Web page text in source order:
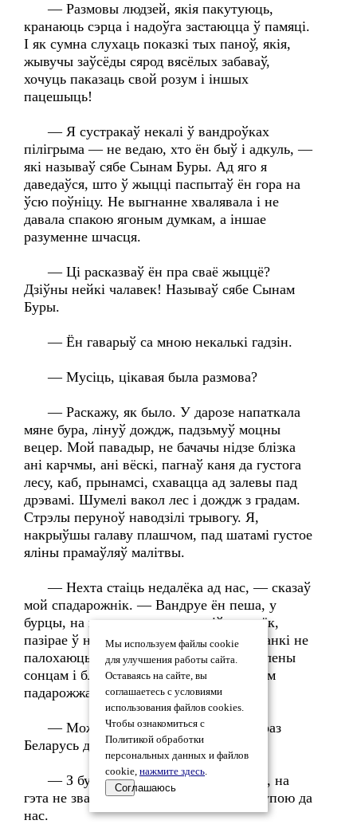
— Размовы людзей, якія пакутуюць,
кранаюць сэрца і надоўга застаюцца ў памяці.
І як сумна слухаць показкі тых паноў, якія,
жывучы заўсёды сярод вясёлых забаваў,
хочуць паказаць свой розум і іншых
пацешыць!
— Я сустракаў некалі ў вандроўках
пілігрыма — не ведаю, хто ён быў і адкуль, —
які называў сябе Сынам Буры. Ад яго я
даведаўся, што ў жыцці паспытаў ён гора на
ўсю поўніцу. Не выгнанне хвалявала і не
давала спакою ягоным думкам, а іншае
разуменне шчасця.
— Ці расказваў ён пра сваё жыццё?
Дзіўны нейкі чалавек! Называў сябе Сынам
Буры.
— Ён гаварыў са мною некалькі гадзін.
— Мусіць, цікавая была размова?
— Раскажу, як было. У дарозе напаткала
мяне бура, лінуў дождж, падзьмуў моцны
вецер. Мой павадыр, не бачачы нідзе блізка
ані карчмы, ані вёскі, пагнаў каня да густога
лесу, каб, прынамсі, схавацца ад залевы пад
дрэвамі. Шумелі вакол лес і дождж з градам.
Стрэлы перуноў наводзілі трывогу. Я,
накрыўшы галаву плашчом, пад шатамі густое
яліны прамаўляў малітвы.
— Нехта стаіць недалёка ад нас, — сказаў
мой спадарожнік. — Вандруе ён пеша, у
бурцы, на плячах уздзеты на кій хатулёк,
пазірае ў неба. Здаецца, грымоты і маланкі не
палохаюць яго, а забаўляюць. Твар апалены
сонцам і бледны, нібыта змучаны доўгім
падарожжам.
— Можа, які чужаземец вандруе праз
Беларусь далей на поўнач.
— З буркі льецца вада. Ён, здаецца, на
гэта не зважае. Па дарозе ідзе ціхай ступою да
нас.
Мы используем файлы cookie
для улучшения работы сайта.
Оставаясь на сайте, вы
соглашаетесь с условиями
использования файлов cookies.
Чтобы ознакомиться с
Политикой обработки
персональных данных и файлов
cookie, нажмите здесь.
Соглашаюсь